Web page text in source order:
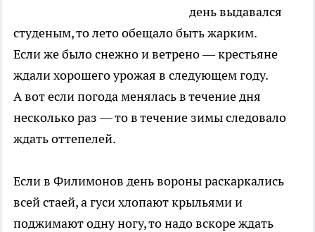
день выдавался
студеным, то лето обещало быть жарким.
Если же было снежно и ветрено — крестьяне
ждали хорошего урожая в следующем году.
А вот если погода менялась в течение дня
несколько раз — то в течение зимы следовало
ждать оттепелей.
Если в Филимонов день вороны раскаркались
всей стаей, а гуси хлопают крыльями и
поджимают одну ногу, то надо вскоре ждать